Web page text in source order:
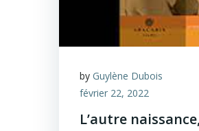
by Guylène Dubois
février 22, 2022
L’autre